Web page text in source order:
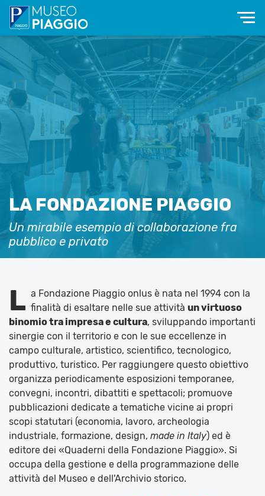
LA FONDAZIONE PIAGGIO
Un mirabile esempio di collaborazione fra
pubblico e privato
L a Fondazione Piaggio onlus è nata nel 1994 con la
finalità di esaltare nelle sue attività un virtuoso
binomio tra impresa e cultura, sviluppando importanti
sinergie con il territorio e con le sue eccellenze in
campo culturale, artistico, scientifico, tecnologico,
produttivo, turistico. Per raggiungere questo obiettivo
organizza periodicamente esposizioni temporanee,
convegni, incontri, dibattiti e spettacoli; promuove
pubblicazioni dedicate a tematiche vicine ai propri
scopi statutari (economia, lavoro, archeologia
industriale, formazione, design, made in Italy) ed è
editore dei «Quaderni della Fondazione Piaggio». Si
occupa della gestione e della programmazione delle
attività del Museo e dell'Archivio storico.